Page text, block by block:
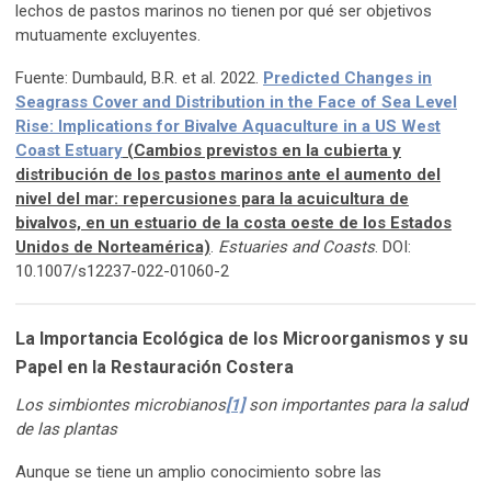
lechos de pastos marinos no tienen por qué ser objetivos
mutuamente excluyentes.
Fuente: Dumbauld, B.R. et al. 2022. Predicted Changes in
Seagrass Cover and Distribution in the Face of Sea Level
Rise: Implications for Bivalve Aquaculture in a US West
Coast Estuary (Cambios previstos en la cubierta y
distribución de los pastos marinos ante el aumento del
nivel del mar: repercusiones para la acuicultura de
bivalvos, en un estuario de la costa oeste de los Estados
Unidos de Norteamérica). Estuaries and Coasts. DOI:
10.1007/s12237-022-01060-2
La Importancia Ecológica de los Microorganismos y su
Papel en la Restauración Costera
Los simbiontes microbianos[1]son importantes para la salud
de las plantas
Aunque se tiene un amplio conocimiento sobre las